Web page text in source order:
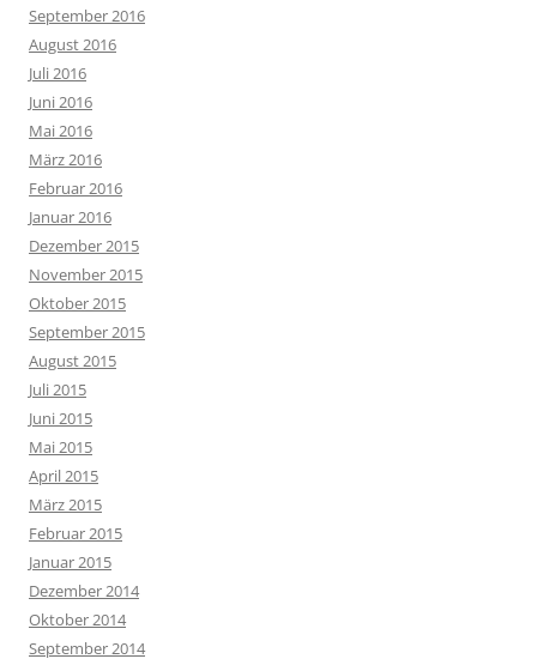
September 2016
August 2016
Juli 2016
Juni 2016
Mai 2016
März 2016
Februar 2016
Januar 2016
Dezember 2015
November 2015
Oktober 2015
September 2015
August 2015
Juli 2015
Juni 2015
Mai 2015
April 2015
März 2015
Februar 2015
Januar 2015
Dezember 2014
Oktober 2014
September 2014